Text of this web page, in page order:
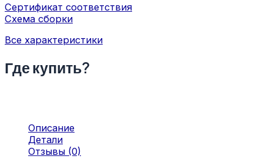
Сертификат соответствия
Схема сборки
Все характеристики
Где купить?
Описание
Детали
Отзывы (0)